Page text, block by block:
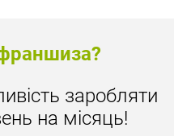
заробляти
на місяць!